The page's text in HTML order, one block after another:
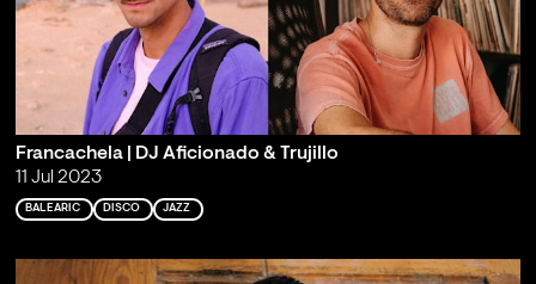
Francachela | DJ Aficionado & Trujillo
11 Jul 2023
BALEARIC DISCO JAZZ